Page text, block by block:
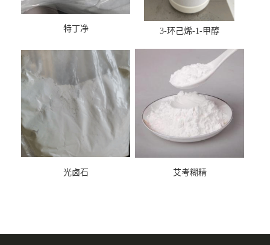
特丁净 3-环己烯-1-甲醇
光卤石 艾考糊精